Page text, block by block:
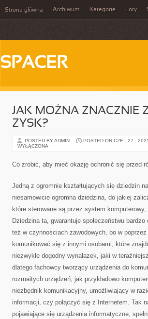
Strona główna Archiwum Kategorie Loty
SPACER
JAK MOŻNA ZNACZNIE
ZYSK?
POSTED BY ADMIN POSTED ON CZE - 27 -
WYŁĄCZONA
Co zrobić, aby mieć okazję ochronić się przed
Jedną z ogromnie kształtujących się dziedzin
niesamowicie ogromna dziedzina, do jakiej
które sterowane są przez system
Dziedzina ta, gwarantuje społeczeństwu
też w czynnościach zawodowych, bo w
komunikować się z innymi osobami, które
niezwykle dogodny wynalazek, jaki w
dlatego fachowcy tworzący urządzenia do
rozmaitych urządzeń, jak przykładowo
niezbędnik komunikacyjny, umożliwiający w
informacji, czy połączyć się z Internetem. Tak
pojawiające się urządzenia informatyczne,